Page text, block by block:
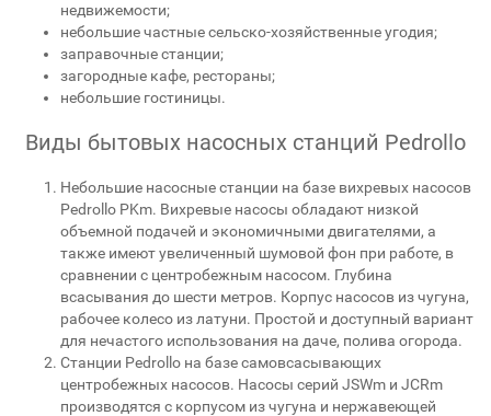
недвижемости;
небольшие частные сельско-хозяйственные угодия;
заправочные станции;
загородные кафе, рестораны;
небольшие гостиницы.
Виды бытовых насосных станций Pedrollo
Небольшие насосные станции на базе вихревых насосов
Pedrollo PKm. Вихревые насосы обладают низкой
объемной подачей и экономичными двигателями, а
также имеют увеличенный шумовой фон при работе, в
сравнении с центробежным насосом. Глубина
всасывания до шести метров. Корпус насосов из чугуна,
рабочее колесо из латуни. Простой и доступный вариант
для нечастого использования на даче, полива огорода.
Станции Pedrollo на базе самовсасывающих
центробежных насосов. Насосы серий JSWm и JCRm
производятся с корпусом из чугуна и нержавеющей